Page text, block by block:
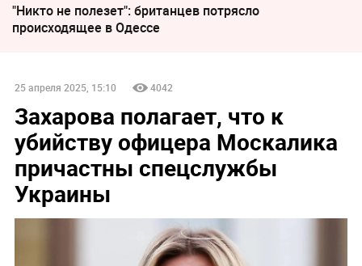
"Никто не полезет": британцев потрясло
происходящее в Одессе
25 апреля 2025, 15:10 4042
Захарова полагает, что к
убийству офицера Москалика
причастны спецслужбы
Украины